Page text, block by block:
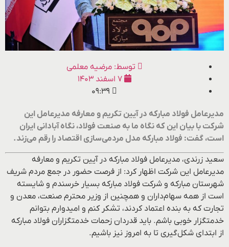
توسط: مرضیه معلمی
۷ اسفند ۱۴۰۳
۰۹:۳۹
مدیرعامل فولاد مبارکه در آیین تکریم و معارفه مدیرعامل این
شرکت با بیان این که نگاه ما به صنعت فولاد، نگاه آبادانی ایران
است، گفت: فولاد مبارکه مدل مردمی‌سازی اقتصاد را رقم می‌زند.
سعید زرندی، مدیرعامل فولاد مبارکه در آیین تکریم و معارفه
مدیرعامل این شرکت اظهار کرد: از فرصت حضور در جمع مردم شریف
شهرستان مبارکه و شرکت فولاد مبارکه بسیار خرسندم و شایسته
است از همه سهام‌داران و همچنین از وزیر محترم صنعت، معدن و
تجارت که به بنده اعتماد کردند، تشکر کنم و امیدوارم بتوانم
خدمتگزار خوبی باشم. باید قدردان زحمات خدمتگزاران فولاد مبارکه
از ابتدای شکل‌گیری تا به امروز نیز باشیم.